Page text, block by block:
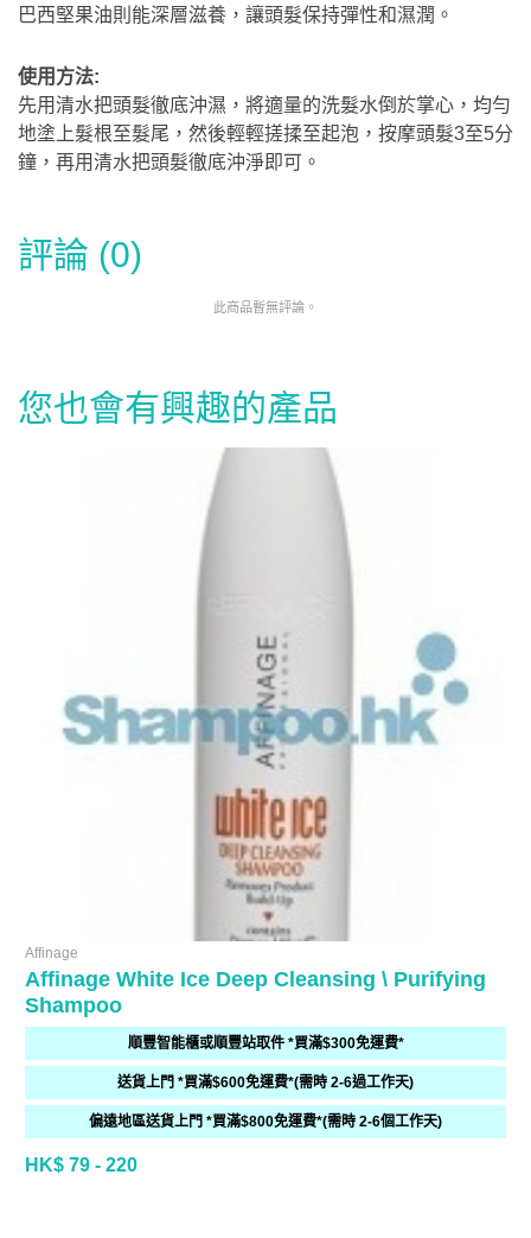
巴西堅果油則能深層滋養，讓頭髮保持彈性和濕潤。
使用方法:
先用清水把頭髮徹底沖濕，將適量的洗髮水倒於掌心，均勻
地塗上髮根至髮尾，然後輕輕搓揉至起泡，按摩頭髮3至5分
鐘，再用清水把頭髮徹底沖淨即可。
評論 (0)
此商品暫無評論。
您也會有興趣的產品
Affinage
Affinage White Ice Deep Cleansing \ Purifying
Shampoo
順豐智能櫃或順豐站取件 *買滿$300免運費*
送貨上門 *買滿$600免運費*(需時 2-6過工作天)
偏遠地區送貨上門 *買滿$800免運費*(需時 2-6個工作天)
HK$ 79 - 220